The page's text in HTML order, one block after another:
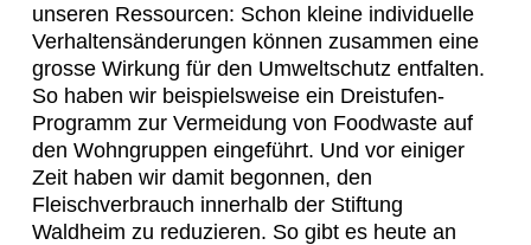
unseren Ressourcen: Schon kleine individuelle
Verhaltensänderungen können zusammen eine
grosse Wirkung für den Umweltschutz entfalten.
So haben wir beispielsweise ein Dreistufen-
Programm zur Vermeidung von Foodwaste auf
den Wohngruppen eingeführt. Und vor einiger
Zeit haben wir damit begonnen, den
Fleischverbrauch innerhalb der Stiftung
Waldheim zu reduzieren. So gibt es heute an